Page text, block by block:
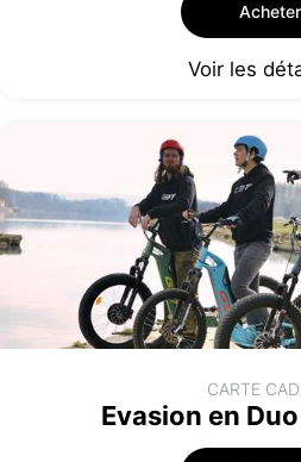
Acheter
Voir les
CARTE
Evasion en